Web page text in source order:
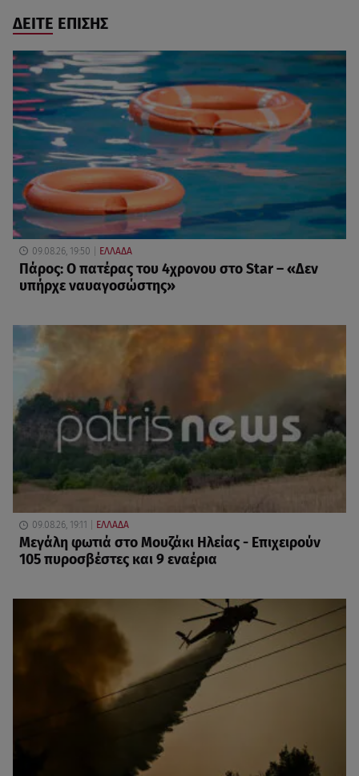
ΔΕΙΤΕ ΕΠΙΣΗΣ
09.08.26, 19:50 ΕΛΛΑΔΑ
Πάρος: Ο πατέρας του 4χρονου στο Star – «Δεν
υπήρχε ναυαγοσώστης»
09.08.26, 19:11 ΕΛΛΑΔΑ
Μεγάλη φωτιά στο Μουζάκι Ηλείας - Επιχειρούν
105 πυροσβέστες και 9 εναέρια